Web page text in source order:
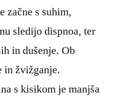
začne s suhim,
sledijo dispnoa, ter
in dušenje. Ob
in žvižganje.
s kisikom je manjša